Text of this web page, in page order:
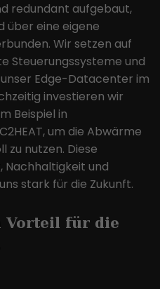
redundant aufgebaut,
über eine eigene
Wir setzen auf
Steuerungssysteme und
Edge-Datacenter im
investieren wir
Beispiel in
um die Abwärme
zu nutzen. Diese
Nachhaltigkeit und
stark für die Zukunft.
Vorteil für die
Das Cookie wird
Besucher-, Sitzungs-
zu berechnen
der Website für den
der Website zu
Cookies speichern
anonym und weisen
Nummer zu,
Besucher zu